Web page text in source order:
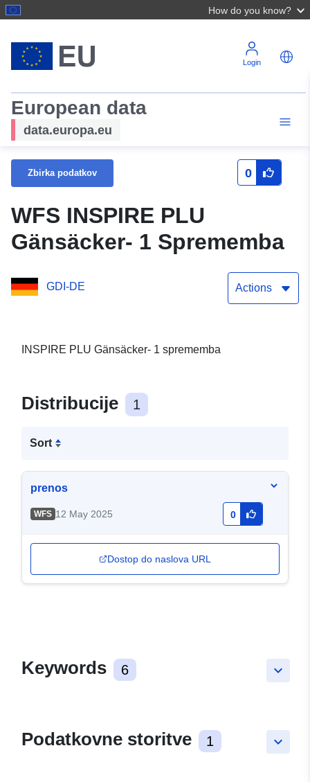
How do you know?
Login
European data
data.europa.eu
Zbirka podatkov 0
WFS INSPIRE PLU
Gänsäcker- 1 Sprememba
GDI-DE Actions
INSPIRE PLU Gänsäcker- 1 sprememba
Distribucije 1
Sort
prenos
WFS 12 May 2025 0
Dostop do naslova URL
keyboard_arrow_down
Keywords 6
keyboard_arrow_down
Podatkovne storitve 1